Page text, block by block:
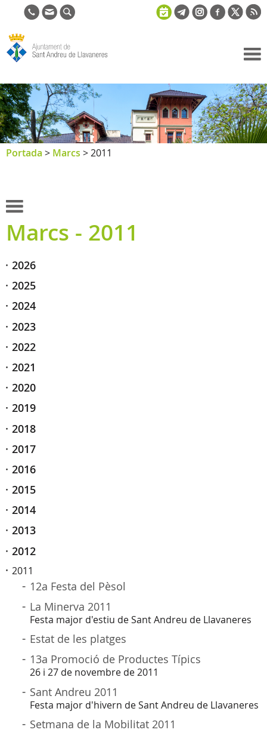
de Sant
Andreu de
Llavaneres
Portada > Marcs >2011
Marcs - 2011
2026
2025
2024
2023
2022
2021
2020
2019
2018
2017
2016
2015
2014
2013
2012
2011
12a Festa del Pèsol
La Minerva 2011
Festa major d'estiu de Sant Andreu de Llavaneres
Estat de les platges
13a Promoció de Productes Típics
26 i 27 de novembre de 2011
Sant Andreu 2011
Festa major d'hivern de Sant Andreu de Llavaneres
Setmana de la Mobilitat 2011